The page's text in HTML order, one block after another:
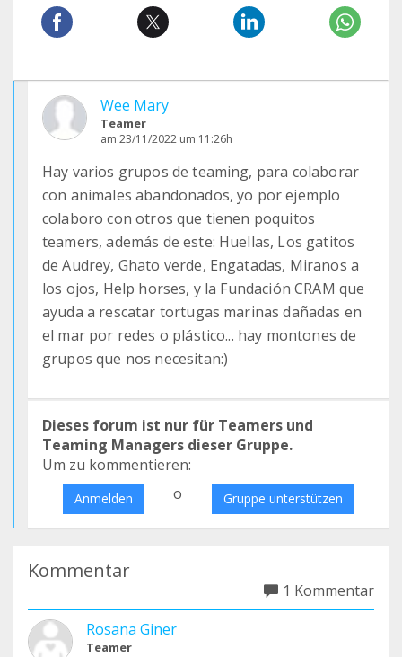
Wee Mary
Teamer
am 23/11/2022 um 11:26h
Hay varios grupos de teaming, para colaborar
con animales abandonados, yo por ejemplo
colaboro con otros que tienen poquitos
teamers, además de este: Huellas, Los gatitos
de Audrey, Ghato verde, Engatadas, Miranos a
los ojos, Help horses, y la Fundación CRAM que
ayuda a rescatar tortugas marinas dañadas en
el mar por redes o plástico... hay montones de
grupos que nos necesitan:)
Dieses forum ist nur für Teamers und
Teaming Managers dieser Gruppe.
Um zu kommentieren:
Anmelden o Gruppe unterstützen
Kommentar
1 Kommentar
Rosana Giner
Teamer